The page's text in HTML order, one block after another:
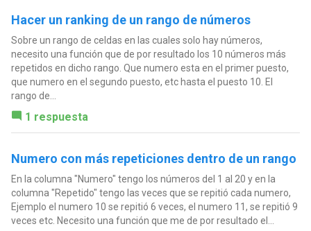
Hacer un ranking de un rango de números
Sobre un rango de celdas en las cuales solo hay números,
necesito una función que de por resultado los 10 números más
repetidos en dicho rango. Que numero esta en el primer puesto,
que numero en el segundo puesto, etc hasta el puesto 10. El
rango de...
1 respuesta
Numero con más repeticiones dentro de un rango
En la columna "Numero" tengo los números del 1 al 20 y en la
columna "Repetido" tengo las veces que se repitió cada numero,
Ejemplo el numero 10 se repitió 6 veces, el numero 11, se repitió 9
veces etc. Necesito una función que me de por resultado el...